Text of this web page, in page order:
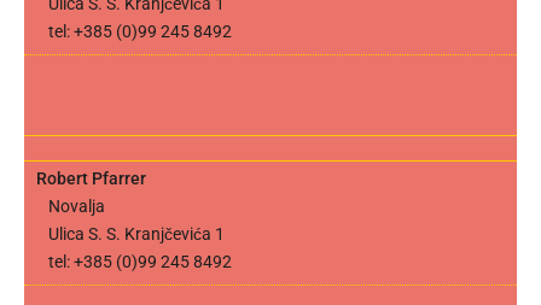
tel: +385 (0)99 245 8492
Robert Pfarrer
Novalja
Ulica S. S. Kranjčevića 1
tel: +385 (0)99 245 8492